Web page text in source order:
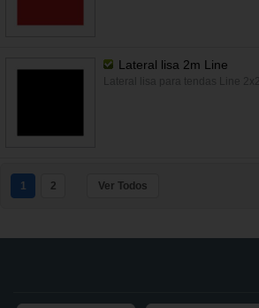
Lateral lisa 2m Line
1 2 Ver Todos